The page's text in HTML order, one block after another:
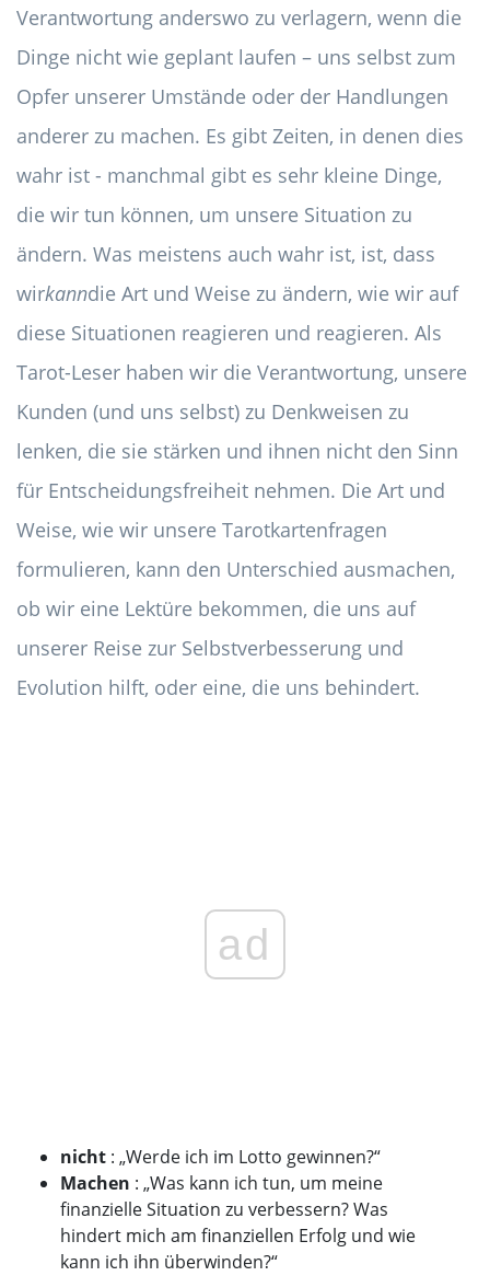
Verantwortung anderswo zu verlagern, wenn die
Dinge nicht wie geplant laufen – uns selbst zum
Opfer unserer Umstände oder der Handlungen
anderer zu machen. Es gibt Zeiten, in denen dies
wahr ist - manchmal gibt es sehr kleine Dinge,
die wir tun können, um unsere Situation zu
ändern. Was meistens auch wahr ist, ist, dass
wirkanndie Art und Weise zu ändern, wie wir auf
diese Situationen reagieren und reagieren. Als
Tarot-Leser haben wir die Verantwortung, unsere
Kunden (und uns selbst) zu Denkweisen zu
lenken, die sie stärken und ihnen nicht den Sinn
für Entscheidungsfreiheit nehmen. Die Art und
Weise, wie wir unsere Tarotkartenfragen
formulieren, kann den Unterschied ausmachen,
ob wir eine Lektüre bekommen, die uns auf
unserer Reise zur Selbstverbesserung und
Evolution hilft, oder eine, die uns behindert.
ad
nicht : „Werde ich im Lotto gewinnen?“
Machen : „Was kann ich tun, um meine
finanzielle Situation zu verbessern? Was
hindert mich am finanziellen Erfolg und wie
kann ich ihn überwinden?“